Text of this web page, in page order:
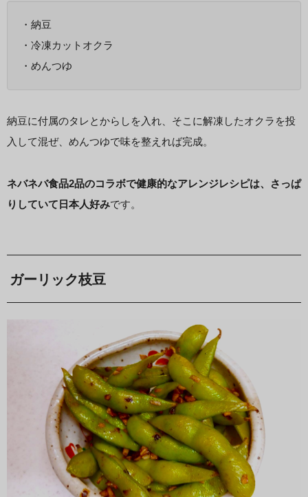
・納豆
・冷凍カットオクラ
・めんつゆ
納豆に付属のタレとからしを入れ、そこに解凍したオクラを投
入して混ぜ、めんつゆで味を整えれば完成。
ネバネバ食品2品のコラボで健康的なアレンジレシピは、さっぱ
りしていて日本人好みです。
ガーリック枝豆